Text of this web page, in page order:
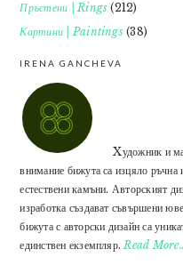
Пръстени | Rings (212)
Картини | Paintings(38)
IRENA GANCHEVA
Xудожник и
внимание бижута са изцяло
естествени камъни. Авторският
изработка създават съвършени
бижута с авторски дизайн са
единствен екземпляр.Read